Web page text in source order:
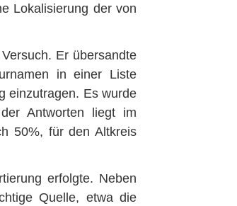
Lokalisierung der von
Er übersandte
in einer Liste
einzutragen. Es wurde
Antworten liegt im
50%, für den Altkreis
erfolgte. Neben
Quelle, etwa die